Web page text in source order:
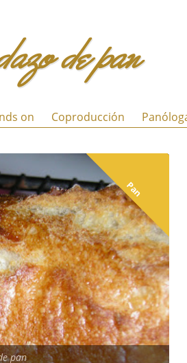
de pan
Hands on Coproducción